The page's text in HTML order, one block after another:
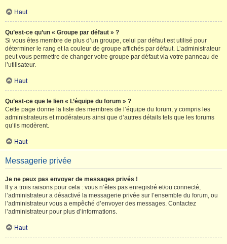
Haut
Qu’est-ce qu’un « Groupe par défaut » ?
Si vous êtes membre de plus d’un groupe, celui par défaut est utilisé pour
déterminer le rang et la couleur de groupe affichés par défaut. L’administrateur
peut vous permettre de changer votre groupe par défaut via votre panneau de
l’utilisateur.
Haut
Qu’est-ce que le lien « L’équipe du forum » ?
Cette page donne la liste des membres de l’équipe du forum, y compris les
administrateurs et modérateurs ainsi que d’autres détails tels que les forums
qu’ils modèrent.
Haut
Messagerie privée
Je ne peux pas envoyer de messages privés !
Il y a trois raisons pour cela : vous n’êtes pas enregistré et/ou connecté,
l’administrateur a désactivé la messagerie privée sur l’ensemble du forum, ou
l’administrateur vous a empêché d’envoyer des messages. Contactez
l’administrateur pour plus d’informations.
Haut